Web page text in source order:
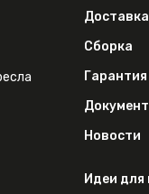
Доставка
Сборка
Новости
Идеи для